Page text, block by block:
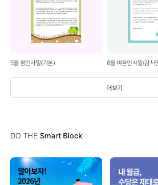
더보기
5월 봄인사말(기본) 6월 여름인사말(감사
DO THE Smart Block